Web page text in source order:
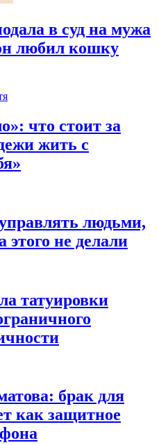
в суд на мужа
любил кошку
что стоит за
жить с
людьми,
этого не делали
татуировки
брак для
как защитное